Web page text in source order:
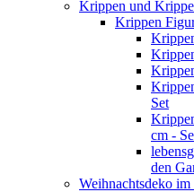
Krippen und
Krippen
Set
cm -
den
Weihnachtsdeko